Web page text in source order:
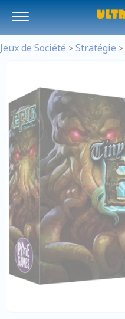
Jeux de Société > Stratégie >